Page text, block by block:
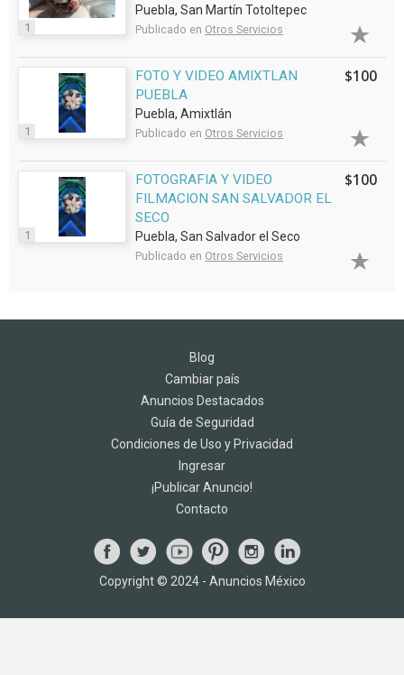
1
Puebla, San Martín Totoltepec
Publicado en Otros Servicios
1
FOTO Y VIDEO AMIXTLAN
PUEBLA
Puebla, Amixtlán
Publicado en Otros Servicios
$100
1
FOTOGRAFIA Y VIDEO
FILMACION SAN SALVADOR EL
SECO
Puebla, San Salvador el Seco
Publicado en Otros Servicios
$100
Blog
Cambiar país
Anuncios Destacados
Guía de Seguridad
Condiciones de Uso y Privacidad
Ingresar
¡Publicar Anuncio!
Contacto
Copyright © 2024 - Anuncios México